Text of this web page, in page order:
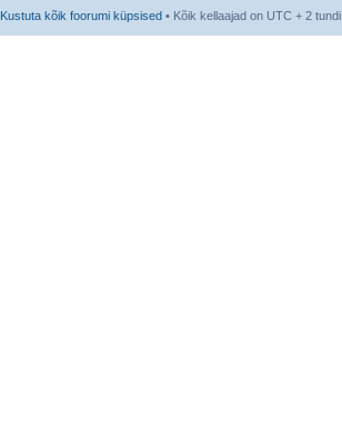
Kustuta kõik foorumi küpsised • Kõik kellaajad on UTC + 2 tundi